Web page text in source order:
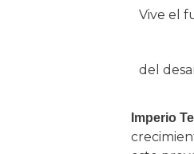
Vive el
del
Imperio